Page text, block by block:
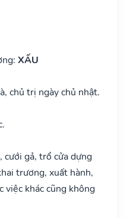
XẤU
chủ trị ngày chủ nhật.
cưới gả, trổ cửa dựng
trương, xuất hành,
việc khác cũng không